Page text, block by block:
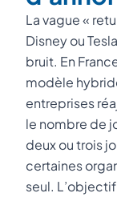
La vague «
Disney ou
bruit. En
modèle
entreprises
le nombre de
deux ou trois
certaines
seul.